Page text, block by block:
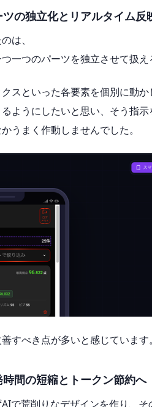
ツの独立化とリアルタイム反
は、
一つのパーツを独立させて扱え
スといった各要素を個別に動か
ようにしたいと思い、そう指
うまく作動しませんでした。
すべき点が多いと感じています。
時間の短縮とトークン節約へ
で荒削りなデザインを作り、そ